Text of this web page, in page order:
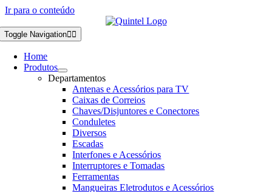
Ir para o conteúdo
Toggle Navigation
Home
Produtos
Departamentos
Antenas e Acessórios para TV
Caixas de Correios
Chaves/Disjuntores e Conectores
Conduletes
Diversos
Escadas
Interfones e Acessórios
Interruptores e Tomadas
Ferramentas
Mangueiras Eletrodutos e Acessórios